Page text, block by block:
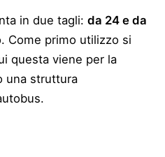
in due tagli:da 24 e da
Come primo utilizzo si
questa viene per la
una struttura